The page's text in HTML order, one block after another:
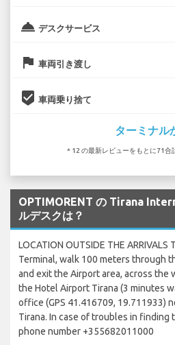
room_service デスクサービス
flag 車両引き渡し
beenhere 車両乗り捨て
ターミナル
* 12 の最新レビューをもとに71合
OPTIMORENT の Tirana
ルデスクは？
LOCATION OUTSIDE THE
Terminal, walk 100 meters through
and exit the Airport area, across the
the Hotel Airport Tirana (3 minutes
office (GPS 41.416709, 19.711933)
Tirana. In case of troubles in finding
phone number +355682011000